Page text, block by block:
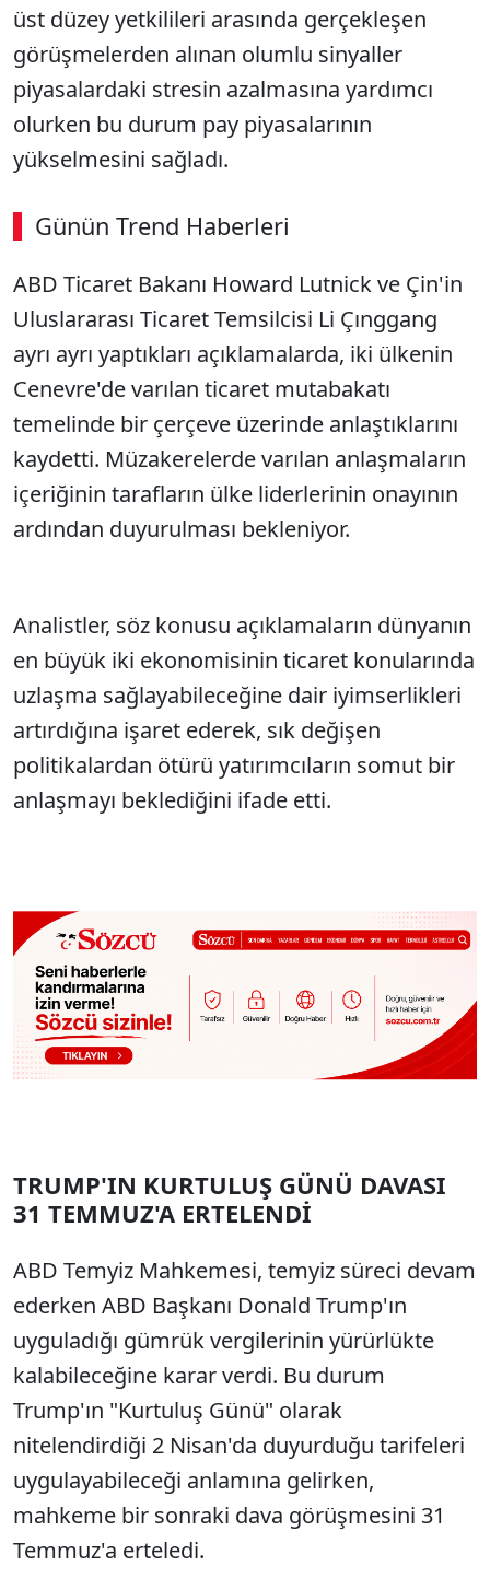
üst düzey yetkilileri arasında gerçekleşen
görüşmelerden alınan olumlu sinyaller
piyasalardaki stresin azalmasına yardımcı
olurken bu durum pay piyasalarının
yükselmesini sağladı.
Günün Trend Haberleri
ABD Ticaret Bakanı Howard Lutnick ve Çin'in
Uluslararası Ticaret Temsilcisi Li Çınggang
ayrı ayrı yaptıkları açıklamalarda, iki ülkenin
Cenevre'de varılan ticaret mutabakatı
temelinde bir çerçeve üzerinde anlaştıklarını
kaydetti. Müzakerelerde varılan anlaşmaların
içeriğinin tarafların ülke liderlerinin onayının
ardından duyurulması bekleniyor.
Analistler, söz konusu açıklamaların dünyanın
en büyük iki ekonomisinin ticaret konularında
uzlaşma sağlayabileceğine dair iyimserlikleri
artırdığına işaret ederek, sık değişen
politikalardan ötürü yatırımcıların somut bir
anlaşmayı beklediğini ifade etti.
TRUMP'IN KURTULUŞ GÜNÜ DAVASI
31 TEMMUZ'A ERTELENDİ
ABD Temyiz Mahkemesi, temyiz süreci devam
ederken ABD Başkanı Donald Trump'ın
uyguladığı gümrük vergilerinin yürürlükte
kalabileceğine karar verdi. Bu durum
Trump'ın "Kurtuluş Günü" olarak
nitelendirdiği 2 Nisan'da duyurduğu tarifeleri
uygulayabileceği anlamına gelirken,
mahkeme bir sonraki dava görüşmesini 31
Temmuz'a erteledi.